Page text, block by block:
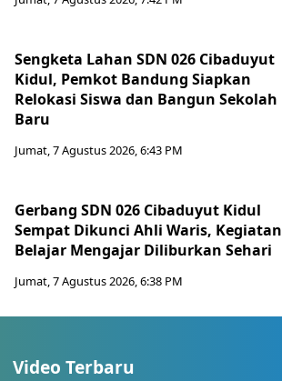
Sengketa Lahan SDN 026 Cibaduyut
Kidul, Pemkot Bandung Siapkan
Relokasi Siswa dan Bangun Sekolah
Baru
Jumat, 7 Agustus 2026, 6:43 PM
Gerbang SDN 026 Cibaduyut Kidul
Sempat Dikunci Ahli Waris, Kegiatan
Belajar Mengajar Diliburkan Sehari
Jumat, 7 Agustus 2026, 6:38 PM
Video Terbaru